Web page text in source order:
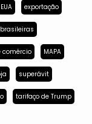
EUA exportação
comércio MAPA
superávit
tarifaço de Trump